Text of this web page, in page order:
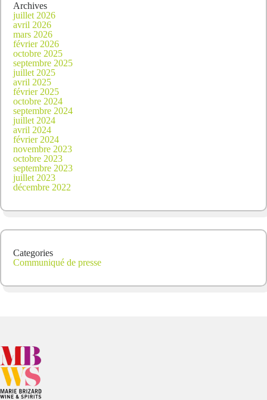
Archives
juillet 2026
avril 2026
mars 2026
février 2026
octobre 2025
septembre 2025
juillet 2025
avril 2025
février 2025
octobre 2024
septembre 2024
juillet 2024
avril 2024
février 2024
novembre 2023
octobre 2023
septembre 2023
juillet 2023
décembre 2022
Categories
Communiqué de presse